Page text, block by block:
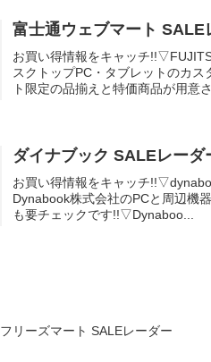
富士通ウェブマート SALE
お買い得情報をキャッチ
スクトップPC・タブレットのカ
ト限定の品揃えと特価商品が用意
ダイナブック SALEレーダ
お買い得情報をキャッチ
Dynabook株式会社のPCと周辺機
も要チェックです!!▽Dynaboo...
フリーズマート SALEレーダー